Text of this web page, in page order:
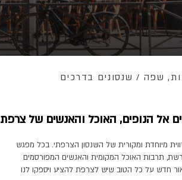
שפה / שנסונים בדרכים
אל הנופים, האוכל והאנשים של צרפת
מיוחדת ומקורית של השנסון הצרפתי. בכל מפגש
תרבות האוכל המקומית והאנשים המפורסמים
חדש על כל הטוב שיש לצרפת להציע ויספקו לנו